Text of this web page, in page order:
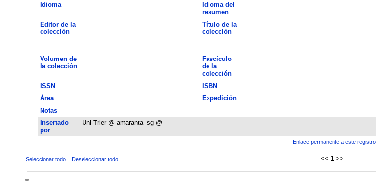
Idioma
Idioma del
resumen
Editor de la
colección
Título de la
colección
Volumen de
la colección
Fascículo
de la
colección
ISSN ISBN
Área
Expedición
Notas
Insertado
por
Uni-Trier @ amaranta_sg @
Enlace permanente a este registro
Seleccionar todo Deseleccionar todo << 1 >>